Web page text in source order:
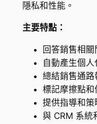
隱私和性能。
主要特點：
回答銷售相關
自動產生個人
總結銷售通路
標記摩擦點和
提供指導和策
與 CRM 系統